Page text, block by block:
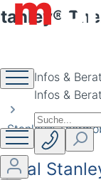
Infos &
Infos &
Stanley®